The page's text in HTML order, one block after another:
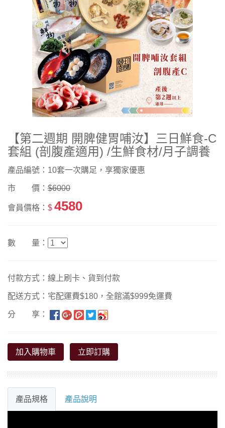
【第二週期 開脾健胃哺汝】三日鮮食-C
套組 (剖腹產適用) /生鮮食材/月子調養
產品編號：10套一次購足，享獨家優惠
市 價： $6000
會員價格： $ 4580
數 量：
付款方式：線上刷卡、貨到付款
配送方式：宅配運費$180，全館滿$999免運費
分 享：
加入購物車 立即訂購
產品規格 產品說明